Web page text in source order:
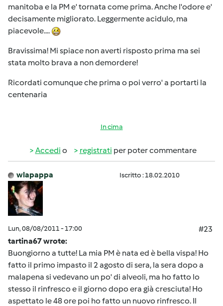
manitoba e la PM e' tornata come prima. Anche l'odore e'
decisamente migliorato. Leggermente acidulo, ma
piacevole....
Bravissima! Mi spiace non averti risposto prima ma sei
stata molto brava a non demordere!
Ricordati comunque che prima o poi verro' a portarti la
centenaria
In cima
Accedi o registrati per poter commentare
wlapappa Iscritto : 18.02.2010
Lun, 08/08/2011 - 17:00
#23
tartina67 wrote:
Buongiorno a tutte! La mia PM è nata ed è bella vispa! Ho
fatto il primo impasto il 2 agosto di sera, la sera dopo a
malapena si vedevano un po' di alveoli, ma ho fatto lo
stesso il rinfresco e il giorno dopo era già cresciuta! Ho
aspettato le 48 ore poi ho fatto un nuovo rinfresco. Il